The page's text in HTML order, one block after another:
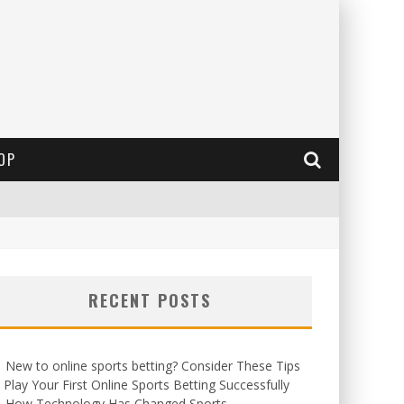
RECENT POSTS
New to online sports betting? Consider These Tips
Your First Online Sports Betting Successfully